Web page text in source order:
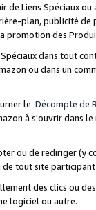
de Liens Spéciaux
plan, publicité
promotion des
dans tout
ou dans un
le Décompte de
à s'ouvrir dans
ou de rediriger
tout site
des clics ou
logiciel ou autre.